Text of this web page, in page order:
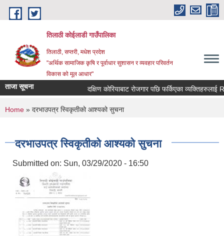
Skip to main content
तिलाठी कोईलाडी गाउँपालिका
तिलाठी, सप्तरी, मधेश प्रदेश
"अर्थिक सामाजिक कृषि र पूर्वाधार सुशासन र व्यवहार परिवर्तन
विकास को मूल आधार"
ताजा सूचना दक्षिण कोरियाबाट रोजगार पछि फर्किएका
You are here
Home » दरभाउपत्र स्विकृतीको आश्यको सुचना
दरभाउपत्र स्विकृतीको आश्यको सुचना
Submitted on: Sun, 03/29/2020 - 16:50